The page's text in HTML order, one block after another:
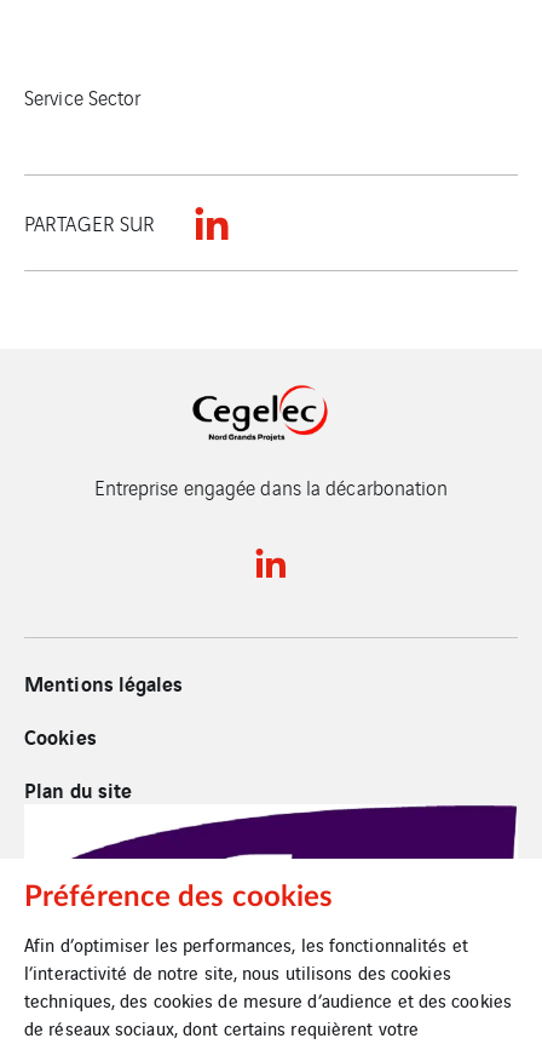
Service Sector
PARTAGER SUR
Entreprise engagée dans la décarbonation
Mentions légales
Cookies
Plan du site
Préférence des cookies
Afin d’optimiser les performances, les fonctionnalités et
l’interactivité de notre site, nous utilisons des cookies
techniques, des cookies de mesure d’audience et des cookies
de réseaux sociaux, dont certains requièrent votre